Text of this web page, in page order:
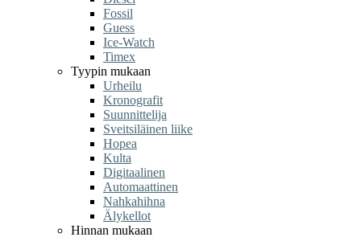
Fossil
Guess
Ice-Watch
Timex
Tyypin mukaan
Urheilu
Kronografit
Suunnittelija
Sveitsiläinen liike
Hopea
Kulta
Digitaalinen
Automaattinen
Nahkahihna
Älykellot
Hinnan mukaan